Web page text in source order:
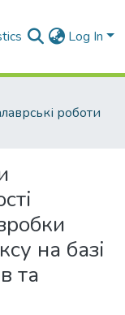
Log In
роботи
на базі
та